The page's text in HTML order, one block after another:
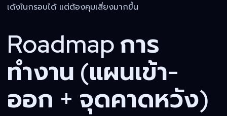
เด้งในกรอบได้ แต่ต้องคุมเสี่ยงมากขึ้น
Roadmap การ
ทำงาน (แผนเข้า-
ออก + จุดคาดหวัง)